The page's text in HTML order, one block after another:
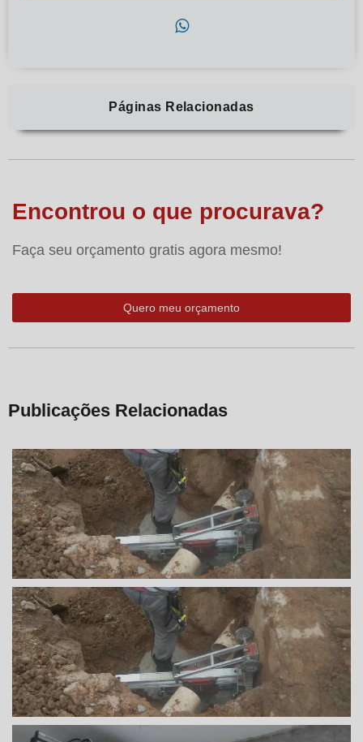
Páginas Relacionadas
Encontrou o que procurava?
Faça seu orçamento gratis agora mesmo!
Quero meu orçamento
Publicações Relacionadas